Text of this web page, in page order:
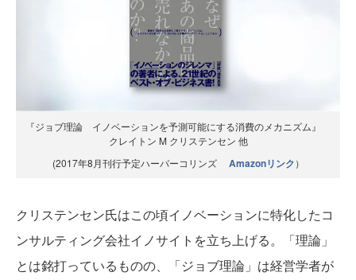
『ジョブ理論 イノベーションを予測可能にする消費のメカニズム』
クレイトン M クリステンセン 他
(2017年8月刊行予定ハーパーコリンズ Amazonリンク）
クリステンセン氏はこの頃イノベーションに特化したコ
ンサルティング会社イノサイトを立ち上げる。「理論」
とは銘打っているものの、「ジョブ理論」は経営学者が